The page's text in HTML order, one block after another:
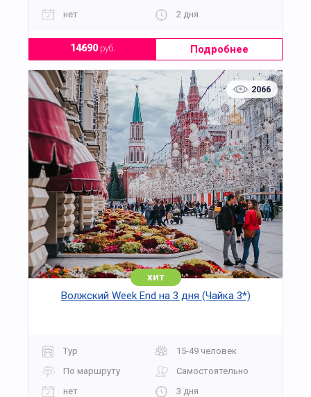
нет
2 дня
14690руб. Подробнее
2066
хит
Волжский Week End на 3 дня (Чайка 3*)
Тур
15-49 человек
По маршруту
Самостоятельно
нет
3 дня